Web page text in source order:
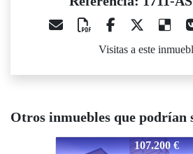
Visitas a este
Otros inmuebles que podrían
ASTGIJED107.200 €
1711-ASTGIJED103.800 €